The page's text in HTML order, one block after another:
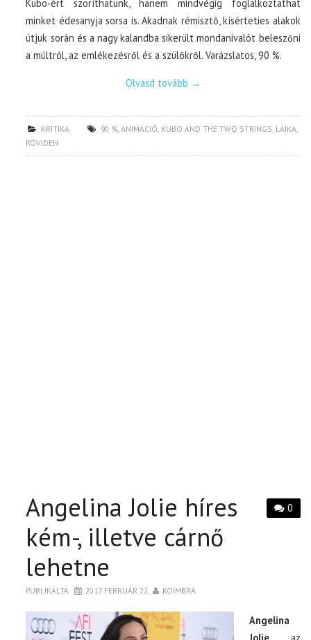
Kubo-ért szoríthatunk, hanem mindvégig foglalkoztathat
minket édesanyja sorsa is. Akadnak rémisztő, kísérteties alakok
útjuk során és a nagy kalandba sikerült mondanivalót beleszőni
a múltról, az emlékezésről és a szülőkről. Varázslatos, 90 %.
Olvasd tovább →
KRITIKA 90 %,ANIMÁCIÓ, KUBO AND THE TWO STRINGS, LAIKA,
RÖVIDEN
0
Angelina Jolie híres
kém-, illetve cárnő
lehetne
PUBLIKÁLTA 2017. FEBRUÁR 22. KOIMBRA
Angelina